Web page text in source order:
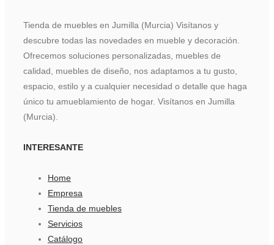
Tienda de muebles en Jumilla (Murcia) Visítanos y
descubre todas las novedades en mueble y decoración.
Ofrecemos soluciones personalizadas, muebles de
calidad, muebles de diseño, nos adaptamos a tu gusto,
espacio, estilo y a cualquier necesidad o detalle que haga
único tu amueblamiento de hogar. Visítanos en Jumilla
(Murcia).
INTERESANTE
Home
Empresa
Tienda de muebles
Servicios
Catálogo